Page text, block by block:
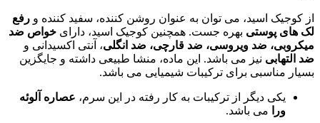
از کوجیک اسید، می توان به عنوان روشن کننده، سفید کننده و رفع
لک های پوستی بهره جست. همچنین کوجیک اسید، دارای خواص ضد
میکروبی، ضد ویروسی، ضد قارچی، ضد انگلی، آنتی اکسیدانی و
ضد التهابی نیز می باشد. این ماده، منشا طبیعی داشته و جایگزین
بسیار مناسبی برای ترکیبات شیمیایی می باشد.
یکی دیگر از ترکیبات به کار رفته در این سرم، عصاره آلوئه
ورا
می باشد.